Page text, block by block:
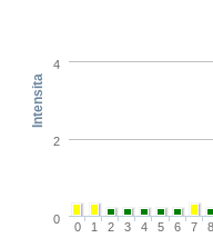
Intensita
0 1 2 3 4 5 6 7 8
0
2
4